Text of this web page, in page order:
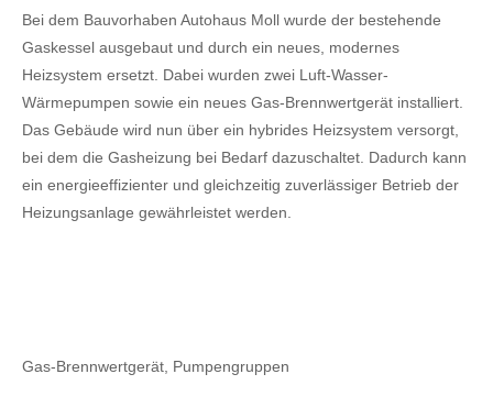
Bei dem Bauvorhaben Autohaus Moll wurde der bestehende
Gaskessel ausgebaut und durch ein neues, modernes
Heizsystem ersetzt. Dabei wurden zwei Luft-Wasser-
Wärmepumpen sowie ein neues Gas-Brennwertgerät installiert.
Das Gebäude wird nun über ein hybrides Heizsystem versorgt,
bei dem die Gasheizung bei Bedarf dazuschaltet. Dadurch kann
ein energieeffizienter und gleichzeitig zuverlässiger Betrieb der
Heizungsanlage gewährleistet werden.
Gas-Brennwertgerät, Pumpengruppen